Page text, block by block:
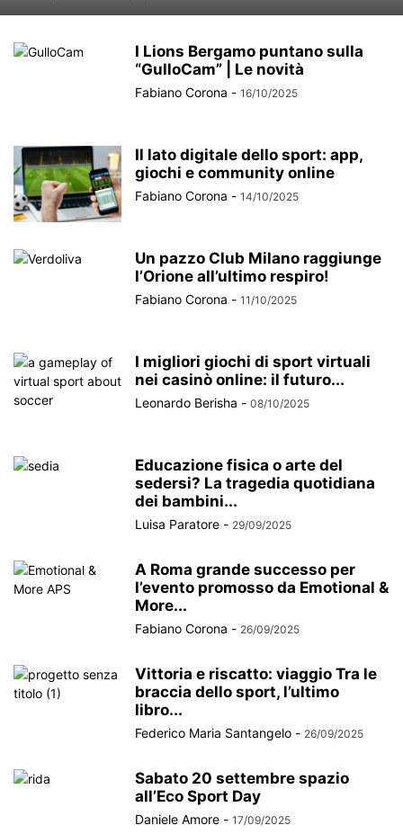
I Lions Bergamo puntano sulla
“GulloCam” | Le novità
Fabiano Corona - 16/10/2025
Il lato digitale dello sport: app,
giochi e community online
Fabiano Corona - 14/10/2025
Un pazzo Club Milano raggiunge
l’Orione all’ultimo respiro!
Fabiano Corona - 11/10/2025
I migliori giochi di sport virtuali
nei casinò online: il futuro...
Leonardo Berisha - 08/10/2025
Educazione fisica o arte del
sedersi? La tragedia quotidiana
dei bambini...
Luisa Paratore - 29/09/2025
A Roma grande successo per
l’evento promosso da Emotional &
More...
Fabiano Corona - 26/09/2025
Vittoria e riscatto: viaggio Tra le
braccia dello sport, l’ultimo
libro...
Federico Maria Santangelo - 26/09/2025
Sabato 20 settembre spazio
all’Eco Sport Day
Daniele Amore - 17/09/2025